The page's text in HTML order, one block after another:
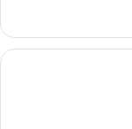
badkar
dubbelrum